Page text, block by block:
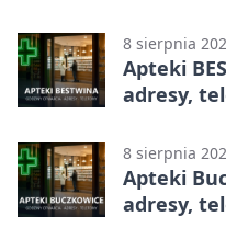
8 sierpnia
Apteki
adresy,
8 sierpnia
Apteki
adresy,